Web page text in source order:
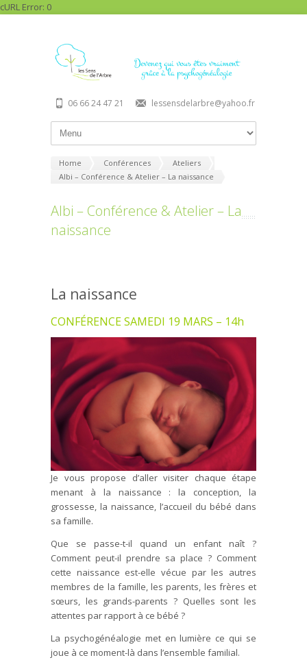
cURL Error: 0
06 66 24 47 21 lessensdelarbre@yahoo.fr
Home Conférences
Ateliers
Albi – Conférence & Atelier – La naissance
Albi – Conférence & Atelier – La
naissance
La naissance
CONFÉRENCE SAMEDI 19 MARS – 14h
Je vous propose d’aller visiter chaque étape
menant à la naissance : la conception, la
grossesse, la naissance, l’accueil du bébé dans
sa famille.
Que se passe-t-il quand un enfant naît ?
Comment peut-il prendre sa place ? Comment
cette naissance est-elle vécue par les autres
membres de la famille, les parents, les frères et
sœurs, les grands-parents ? Quelles sont les
attentes par rapport à ce bébé ?
La psychogénéalogie met en lumière ce qui se
joue à ce moment-là dans l’ensemble familial.